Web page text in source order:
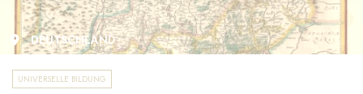
DEUTSCHLAND
UNIVERSELLE BILDUNG